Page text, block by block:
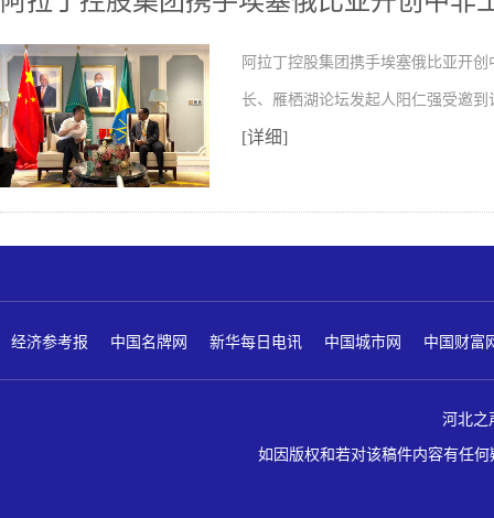
阿拉丁控股集团携手埃塞俄比亚开
长、雁栖湖论坛发起人阳仁强受邀
[详细]
经济参考报 中国名牌网 新华每日电讯 中国城市网 中国财富
河北之
如因版权和若对该稿件内容有任